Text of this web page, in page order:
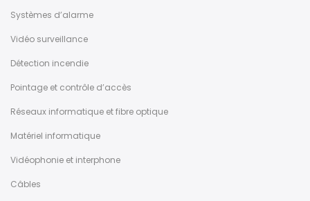
Systèmes d’alarme
Vidéo surveillance
Détection incendie
Pointage et contrôle d’accès
Réseaux informatique et fibre optique
Matériel informatique
Vidéophonie et interphone
Câbles